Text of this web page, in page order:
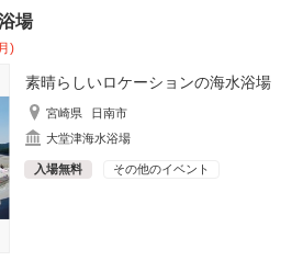
場
)
素晴らしいロケーションの海水浴場
宮崎県
日南市
大堂津海水浴場
入場無料 その他のイベント